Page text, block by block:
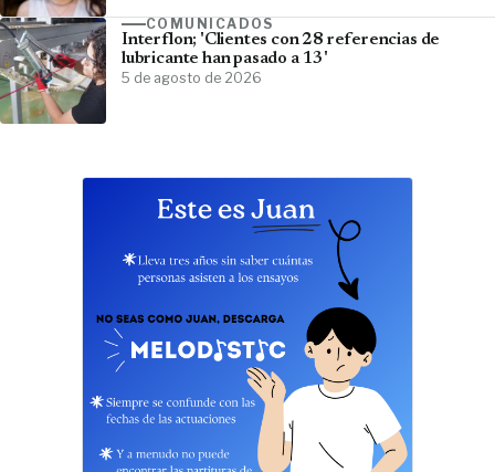
COMUNICADOS
Interflon; 'Clientes con 28 referencias de
lubricante han pasado a 13'
5 de agosto de 2026